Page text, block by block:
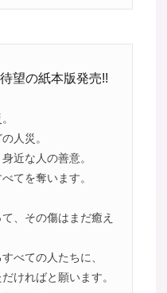
望の紙本版発売!!
人災。
近な人の善意。
てを奪います。
、その傷はまだ癒え
べての人たちに、
ければと願います。